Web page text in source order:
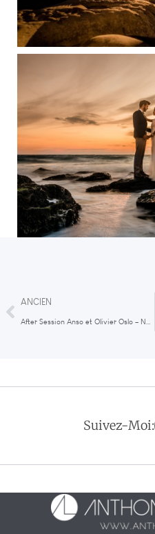
ANCIEN
After Session Anso et Olivier Oslo – Norvège
Suivez-Moi: